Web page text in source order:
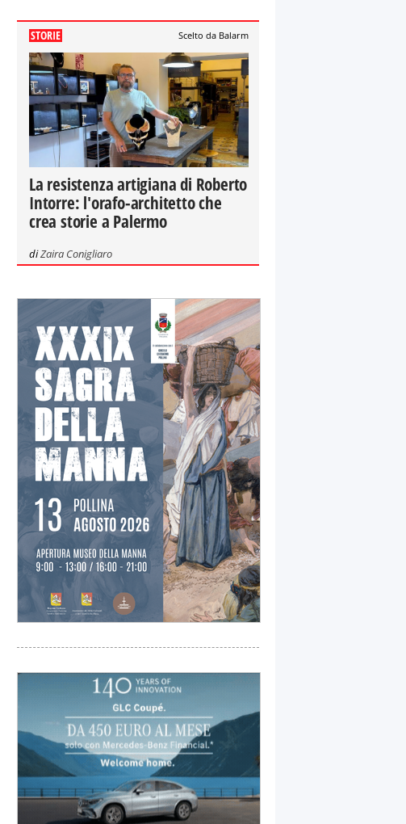
STORIE Scelto da Balarm
La resistenza artigiana di Roberto
Intorre: l'orafo-architetto che
crea storie a Palermo
diZaira Conigliaro